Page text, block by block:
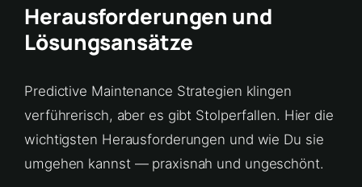
Herausforderungen und
Lösungsansätze
Predictive Maintenance Strategien klingen
verführerisch, aber es gibt Stolperfallen. Hier die
wichtigsten Herausforderungen und wie Du sie
umgehen kannst — praxisnah und ungeschönt.